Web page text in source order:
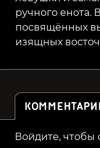
ручного енота.
посвящённых
изящных
Войдите, чтобы